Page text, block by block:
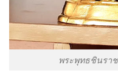
พระพุทธชินรา